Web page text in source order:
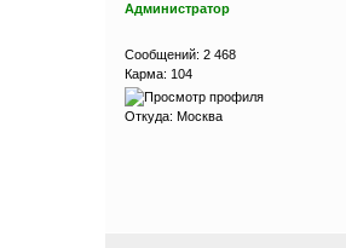
Администратор
Сообщений: 2 468
Карма: 104
Откуда: Москва